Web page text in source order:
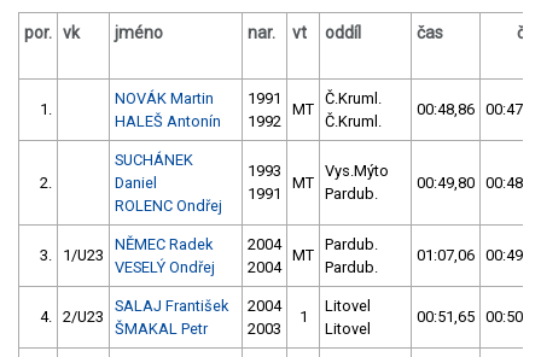
por. vk jméno nar. vt oddíl čas
1.
NOVÁK Martin
HALEŠ Antonín
1991
1992
MT
Č.Kruml.
Č.Kruml.
00:48,86
2.
SUCHÁNEK
Daniel
ROLENC Ondřej
1993
1991
MT
Vys.Mýto
Pardub.
00:49,80
3. 1/U23
NĚMEC Radek
VESELÝ Ondřej
2004
2004
MT
Pardub.
Pardub.
01:07,06
4. 2/U23
SALAJ František
ŠMAKAL Petr
2004
2003
1
Litovel
Litovel
00:51,65